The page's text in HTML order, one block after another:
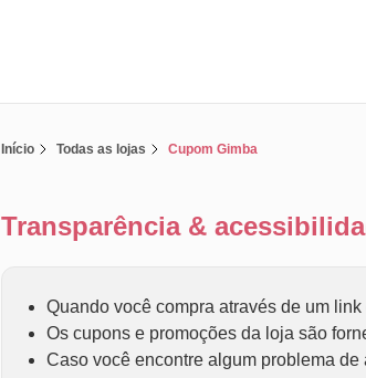
Início Todas as lojas Cupom Gimba
Transparência &
Quando você compra através de um
Os cupons e promoções da loja são
Caso você encontre algum problema